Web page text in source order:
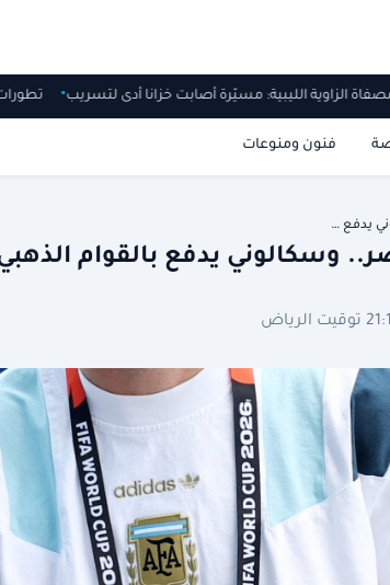
مصفاة الزاوية الليبية: مسيّرة أصابت خزانا أدى لتسريب
فنون ومنوعات
يدفع …
وسكالوني يدفع بالقوام